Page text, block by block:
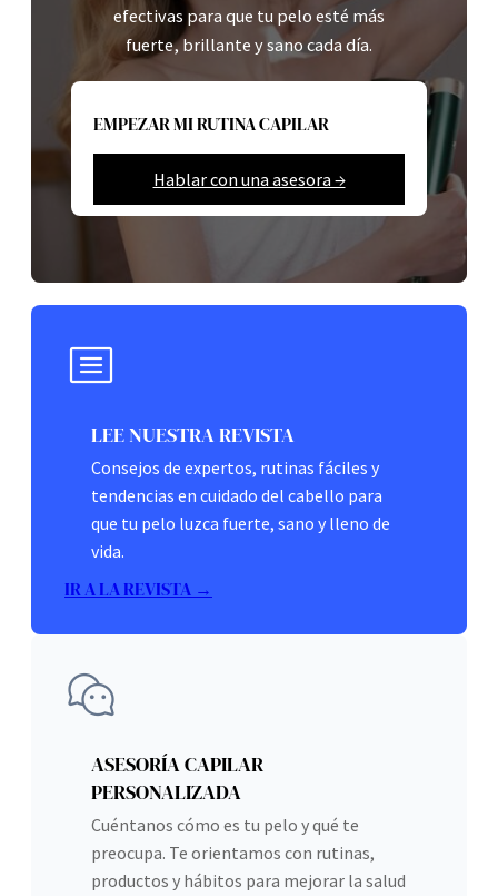
efectivas para que tu pelo esté más
fuerte, brillante y sano cada día.
EMPEZAR MI RUTINA CAPILAR
Hablar con una asesora →
LEE NUESTRA REVISTA
Consejos de expertos, rutinas fáciles y
tendencias en cuidado del cabello para
que tu pelo luzca fuerte, sano y lleno de
vida.
IR A LA REVISTA →
ASESORÍA CAPILAR
PERSONALIZADA
Cuéntanos cómo es tu pelo y qué te
preocupa. Te orientamos con rutinas,
productos y hábitos para mejorar la salud